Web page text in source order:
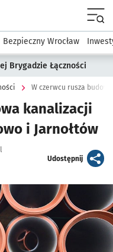
Dla mieszkańca
Bezpieczny Wrocław
Brygadzie Łączności
W czerwcu rusza
kanalizacji
i Jarnołtów
Udostępnijartykuł